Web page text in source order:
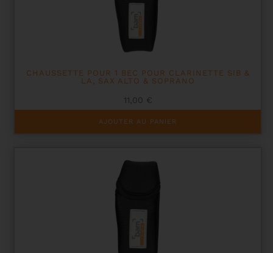
CHAUSSETTE POUR 1 BEC POUR CLARINETTE SIB &
LA, SAX ALTO & SOPRANO
11,00 €
AJOUTER AU PANIER